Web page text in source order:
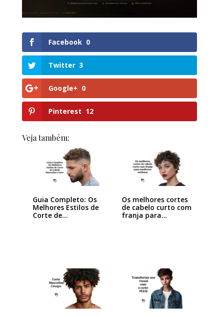
Facebook 0
Twitter 3
Google+ 0
Pinterest 12
Veja também:
Guia Completo: Os
Melhores Estilos de
Corte de…
Os melhores cortes
de cabelo curto com
franja para…